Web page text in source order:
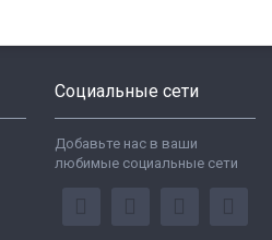
Социальные сети
Добавьте нас в ваши
любимые социальные сети